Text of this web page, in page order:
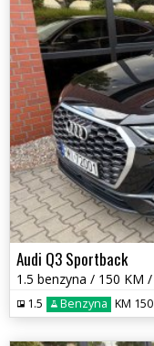
Audi Q3 Sportback
1.5 Benzyna KM 150